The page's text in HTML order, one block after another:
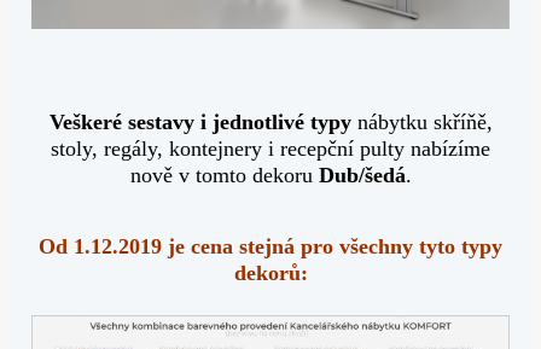
Veškeré sestavy i jednotlivé typynábytku skříňě,
stoly, regály, kontejnery i recepční pulty nabízíme
nově v tomto dekoru Dub/šedá.
Od 1.12.2019 je cena stejná pro všechny tyto typy
dekorů: